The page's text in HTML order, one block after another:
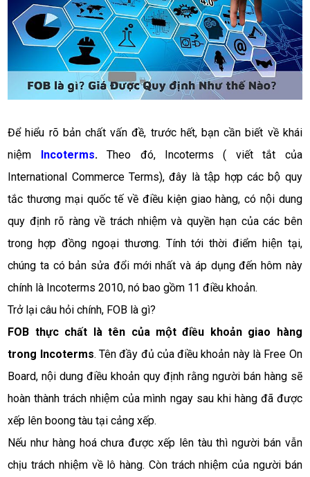
Để hiểu rõ bản chất vấn đề, trước hết, bạn cần biết về khái
niệm
Incoterms. Theo đó, Incoterms ( viết tắt của
International Commerce Terms), đây là tập hợp các bộ quy
tắc thương mại quốc tế về điều kiện giao hàng, có nội dung
quy định rõ ràng về trách nhiệm và quyền hạn của các bên
trong hợp đồng ngoại thương. Tính tới thời điểm hiện tại,
chúng ta có bản sửa đổi mới nhất và áp dụng đến hôm này
chính là Incoterms 2010, nó bao gồm 11 điều khoản.
Trở lại câu hỏi chính, FOB là gì?
FOB thực chất là tên của một điều khoản giao hàng
trong Incoterms. Tên đầy đủ của điều khoản này là Free On
Board, nội dung điều khoản quy định rằng người bán hàng sẽ
hoàn thành trách nhiệm của mình ngay sau khi hàng đã được
xếp lên boong tàu tại cảng xếp.
Nếu như hàng hoá chưa được xếp lên tàu thì người bán vẫn
chịu trách nhiệm về lô hàng. Còn trách nhiệm của người bán